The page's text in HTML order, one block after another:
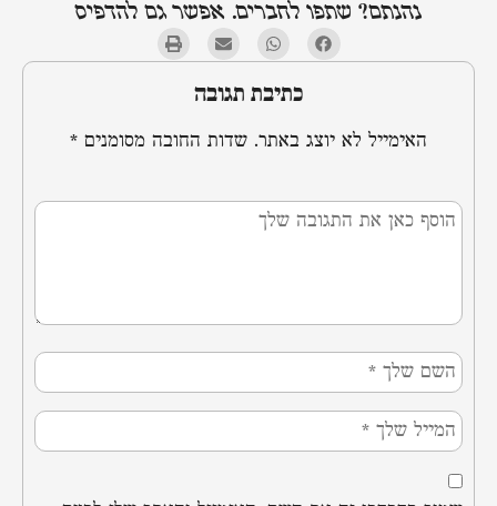
נהנתם? שתפו לחברים. אפשר גם להדפיס
כתיבת תגובה
האימייל לא יוצג באתר. שדות החובה מסומנים *